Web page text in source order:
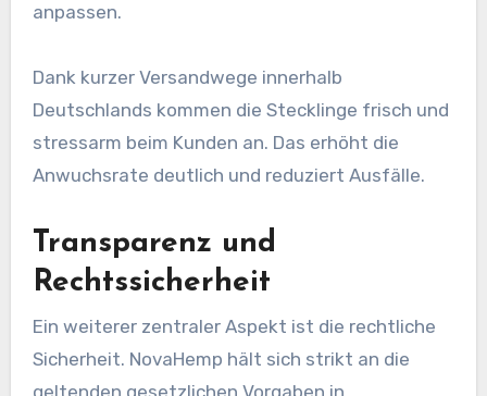
anpassen.
Dank kurzer Versandwege innerhalb
Deutschlands kommen die Stecklinge frisch und
stressarm beim Kunden an. Das erhöht die
Anwuchsrate deutlich und reduziert Ausfälle.
Transparenz und
Rechtssicherheit
Ein weiterer zentraler Aspekt ist die rechtliche
Sicherheit. NovaHemp hält sich strikt an die
geltenden gesetzlichen Vorgaben in